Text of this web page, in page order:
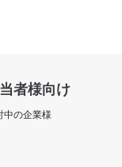
者様向け
中の企業様